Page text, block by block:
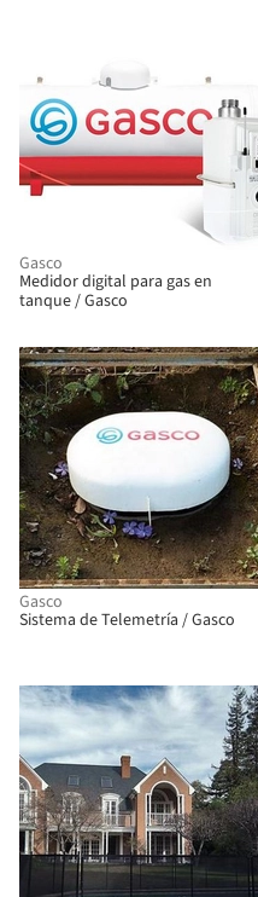
Gasco
Medidor digital para gas en
tanque / Gasco
Gasco
Sistema de Telemetría / Gasco